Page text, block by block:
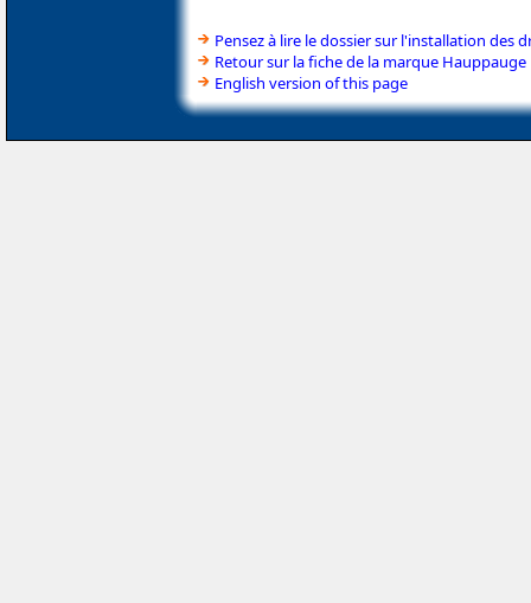
Pensez à lire le dossier sur l'installation des
Retour sur la fiche de la marque Hauppauge
English version of this page